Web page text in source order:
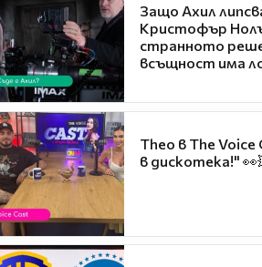
Защо Ахил
Кристофър
странното
всъщност има
Theo в The
в дискотека!"